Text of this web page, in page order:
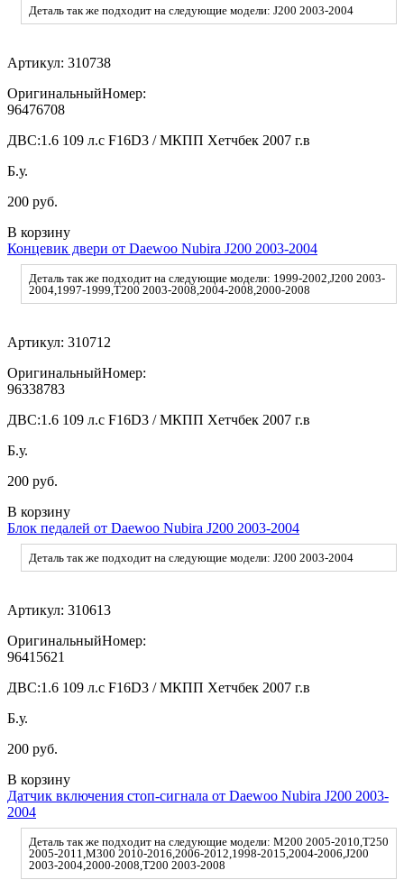
Деталь так же подходит на следующие модели: J200 2003-2004
Артикул: 310738
ОригинальныйНомер:
96476708
ДВС:1.6 109 л.с F16D3 / МКПП Хетчбек 2007 г.в
Б.у.
200 руб.
В корзину
Концевик двери от Daewoo Nubira J200 2003-2004
Деталь так же подходит на следующие модели: 1999-2002,J200 2003-
2004,1997-1999,T200 2003-2008,2004-2008,2000-2008
Артикул: 310712
ОригинальныйНомер:
96338783
ДВС:1.6 109 л.с F16D3 / МКПП Хетчбек 2007 г.в
Б.у.
200 руб.
В корзину
Блок педалей от Daewoo Nubira J200 2003-2004
Деталь так же подходит на следующие модели: J200 2003-2004
Артикул: 310613
ОригинальныйНомер:
96415621
ДВС:1.6 109 л.с F16D3 / МКПП Хетчбек 2007 г.в
Б.у.
200 руб.
В корзину
Датчик включения стоп-сигнала от Daewoo Nubira J200 2003-
2004
Деталь так же подходит на следующие модели: M200 2005-2010,T250
2005-2011,M300 2010-2016,2006-2012,1998-2015,2004-2006,J200
2003-2004,2000-2008,T200 2003-2008